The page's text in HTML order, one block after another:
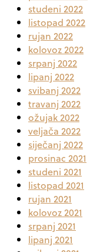
studeni 2022
listopad 2022
rujan 2022
kolovoz 2022
srpanj 2022
lipanj 2022
svibanj 2022
travanj 2022
ožujak 2022
veljača 2022
siječanj 2022
prosinac 2021
studeni 2021
listopad 2021
rujan 2021
kolovoz 2021
srpanj 2021
lipanj 2021